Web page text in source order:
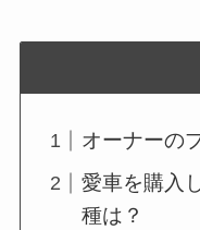
オーナーの
愛車を購入
種は？